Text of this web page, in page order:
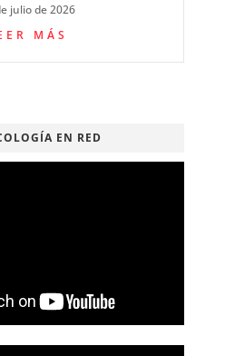
julio de 2026
MÁS
EN RED